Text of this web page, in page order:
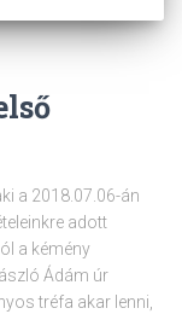
a 2018.07.06-án
adott
a kémény
Ádám úr
tréfa akar lenni,